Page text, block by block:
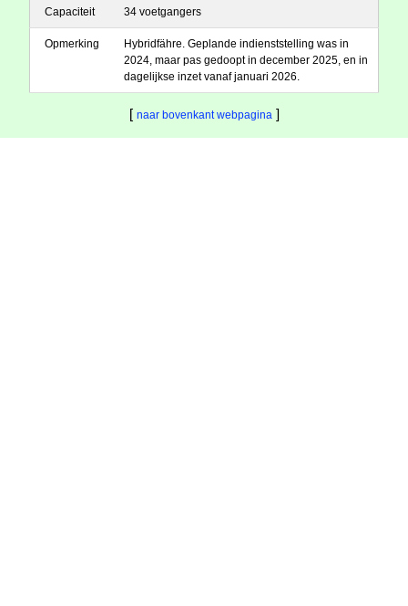
Capaciteit 34 voetgangers
Opmerking
Hybridfähre. Geplande indienststelling was in
2024, maar pas gedoopt in december 2025, en in
dagelijkse inzet vanaf januari 2026.
[ naar bovenkant webpagina ]